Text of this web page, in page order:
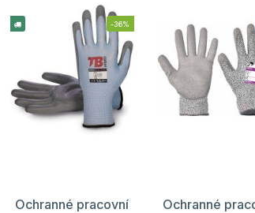
-36%
Ochranné pracovní
Ochranné